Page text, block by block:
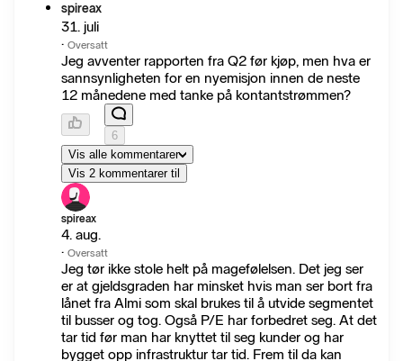
spireax
31. juli
· Oversatt
Jeg avventer rapporten fra Q2 før kjøp, men hva er
sannsynligheten for en nyemisjon innen de neste
12 månedene med tanke på kontantstrømmen?
6
Vis alle kommentarer
Vis 2 kommentarer til
spireax
4. aug.
· Oversatt
Jeg tør ikke stole helt på magefølelsen. Det jeg ser
er at gjeldsgraden har minsket hvis man ser bort fra
lånet fra Almi som skal brukes til å utvide segmentet
til busser og tog. Også P/E har forbedret seg. At det
tar tid før man har knyttet til seg kunder og har
bygget opp infrastruktur tar tid. Frem til da kan